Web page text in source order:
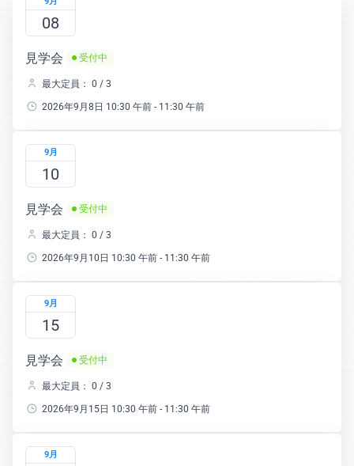
08
見学会 受付中
最大定員： 0 / 3
2026年9月8日 10:30 午前 - 11:30 午前
9月
10
見学会 受付中
最大定員： 0 / 3
2026年9月10日 10:30 午前 - 11:30 午前
9月
15
見学会 受付中
最大定員： 0 / 3
2026年9月15日 10:30 午前 - 11:30 午前
9月